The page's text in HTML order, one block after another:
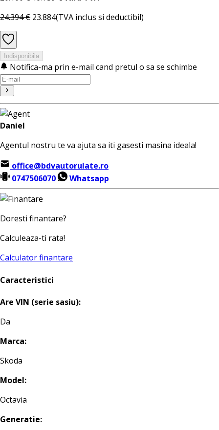
24.394 € 23.884(TVA inclus si deductibil)
Indisponibila
Notifica-ma prin e-mail cand pretul o sa se schimbe
Daniel
Agentul nostru te va ajuta sa iti gasesti masina ideala!
office@bdvautorulate.ro
0747506070
Whatsapp
Doresti finantare?
Calculeaza-ti rata!
Calculator finantare
Caracteristici
Are VIN (serie sasiu):
Da
Marca:
Skoda
Model:
Octavia
Generatie: